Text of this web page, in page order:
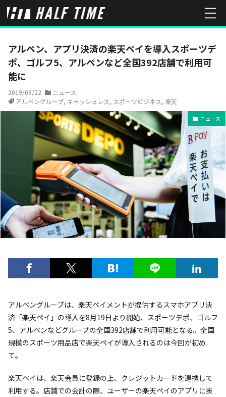
HOME ニュース アルペン、アプリ決済の楽天ペイを導入――スポー
アルペン、アプリ決済の楽天ペイを導入――スポーツデ
ポ、ゴルフ5、アルペンなど全国392店舗で利用可
能に
2019/08/22
ニュース
アルペングループ, キャッシュレス, スポーツビジネス, 楽天
ニュース
アルペングループは、楽天ペイメントが提供するスマホアプリ決
済「楽天ペイ」の導入を8月19日より開始、スポーツデポ、ゴルフ
5、アルペンなどグループの全国392店舗で利用可能となる。全国
規模のスポーツ用品店で楽天ペイが導入されるのは今回が初め
て。
楽天ペイは、楽天会員に登録の上、クレジットカードを連携して
利用する。店舗での会計の際、ユーザーの楽天ペイのアプリに表